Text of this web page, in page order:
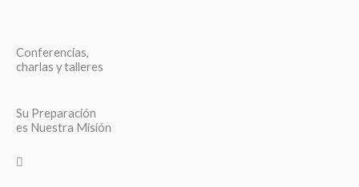
Conferencias,
charlas y talleres
Su Preparación
es Nuestra Misión